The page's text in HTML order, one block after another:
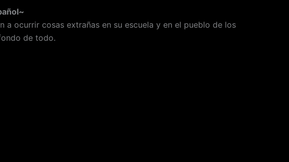
a ocurrir cosas extrañas en su escuela y en el pueblo de los
de todo.